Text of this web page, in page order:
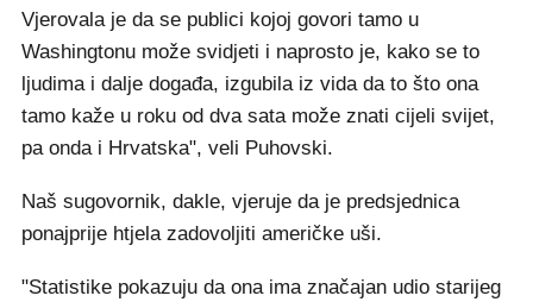
Vjerovala je da se publici kojoj govori tamo u
Washingtonu može svidjeti i naprosto je, kako se to
ljudima i dalje događa, izgubila iz vida da to što ona
tamo kaže u roku od dva sata može znati cijeli svijet,
pa onda i Hrvatska", veli Puhovski.
Naš sugovornik, dakle, vjeruje da je predsjednica
ponajprije htjela zadovoljiti američke uši.
"Statistike pokazuju da ona ima značajan udio starijeg